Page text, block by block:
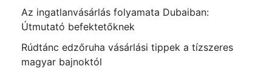
Az ingatlanvásárlás folyamata Dubaiban:
Útmutató befektetőknek
Rúdtánc edzőruha vásárlási tippek a tízszeres
magyar bajnoktól